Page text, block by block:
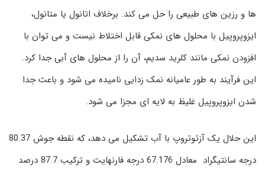
ها و رزین های طبیعی را حل می کند. برخلاف اتانول یا متانول،
ایزوپروپیل با محلول های نمکی قابل اختلاط نیست و می توان با
افزودن نمکی مانند کلرید سدیم، آن را از محلول های آبی جدا کرد.
این فرآیند به طور عامیانه نمک زدایی نامیده می شود و باعث جدا
شدن ایزوپروپیل غلیظ به لایه ای مجزا می شود.
این حلال یک آزئوتروپ با آب تشکیل می دهد، که نقطه جوش 80.37
درجه سانتیگراد معادل 67.176 درجه فارنهایت و ترکیب 87.7 درصد